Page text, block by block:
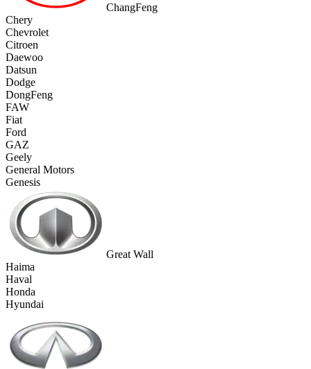
ChangFeng
Chery
Chevrolet
Citroen
Daewoo
Datsun
Dodge
DongFeng
FAW
Fiat
Ford
GAZ
Geely
General Motors
Genesis
Great Wall
Haima
Haval
Honda
Hyundai